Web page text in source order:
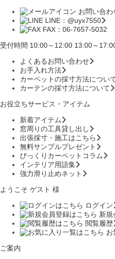
お問い合わ
LINE：@uyx7550
FAX：06-7657-5032
受付時間 10:00～12:00 13:00～
よくあるお問い合わせ
お手入れ方法
カーペットの採寸方法につい
カーテンの採寸方法について
お役立ちサービス・アイテム
新着アイテム
窓周りの工具貸し出し
出張採寸・施工はこちら
無料サンプルプレゼント
びっくりカーペットコラム
インテリア用語集
強力滑り止めネット
ようこそ ゲスト 様
ログイン
新規
閲覧履歴
お
ご案内